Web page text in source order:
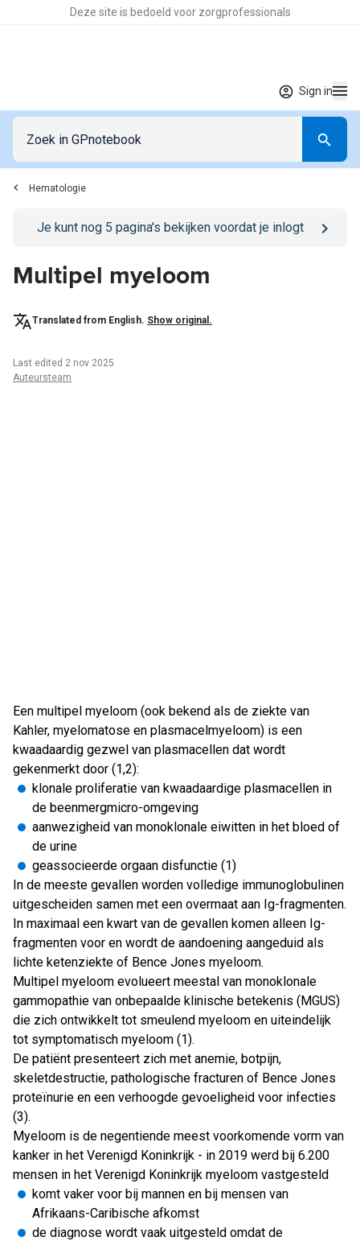
Deze site is bedoeld voor zorgprofessionals
Sign in
Hematologie
Go to/sign-in page
Je kunt nog 5 pagina's bekijken voordat je inlogt
Multipel myeloom
Translated from English. Show original.
Last edited 2 nov 2025
Auteursteam
Een multipel myeloom (ook bekend als de ziekte van
Kahler, myelomatose en plasmacelmyeloom) is een
kwaadaardig gezwel van plasmacellen dat wordt
gekenmerkt door (1,2):
klonale proliferatie van kwaadaardige plasmacellen in
de beenmergmicro-omgeving
aanwezigheid van monoklonale eiwitten in het bloed of
de urine
geassocieerde orgaan disfunctie (1)
In de meeste gevallen worden volledige immunoglobulinen
uitgescheiden samen met een overmaat aan Ig-fragmenten.
In maximaal een kwart van de gevallen komen alleen Ig-
fragmenten voor en wordt de aandoening aangeduid als
lichte ketenziekte of Bence Jones myeloom.
Multipel myeloom evolueert meestal van monoklonale
gammopathie van onbepaalde klinische betekenis (MGUS)
die zich ontwikkelt tot smeulend myeloom en uiteindelijk
tot symptomatisch myeloom (1).
De patiënt presenteert zich met anemie, botpijn,
skeletdestructie, pathologische fracturen of Bence Jones
proteïnurie en een verhoogde gevoeligheid voor infecties
(3).
Myeloom is de negentiende meest voorkomende vorm van
kanker in het Verenigd Koninkrijk - in 2019 werd bij 6.200
mensen in het Verenigd Koninkrijk myeloom vastgesteld
komt vaker voor bij mannen en bij mensen van
Afrikaans-Caribische afkomst
de diagnose wordt vaak uitgesteld omdat de